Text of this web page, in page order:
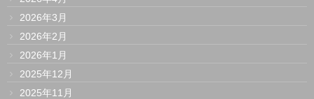
2026年3月
2026年2月
2026年1月
2025年12月
2025年11月